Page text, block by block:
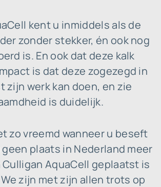
kent u inmiddels als de
zonder stekker, én ook nog
is. En ook dat deze kalk
is dat deze zogezegd in
zijn werk kan doen, en zie
is duidelijk.
zo vreemd wanneer u beseft
plaats in Nederland meer
Culligan AquaCell geplaatst is
zijn met zijn allen trots op